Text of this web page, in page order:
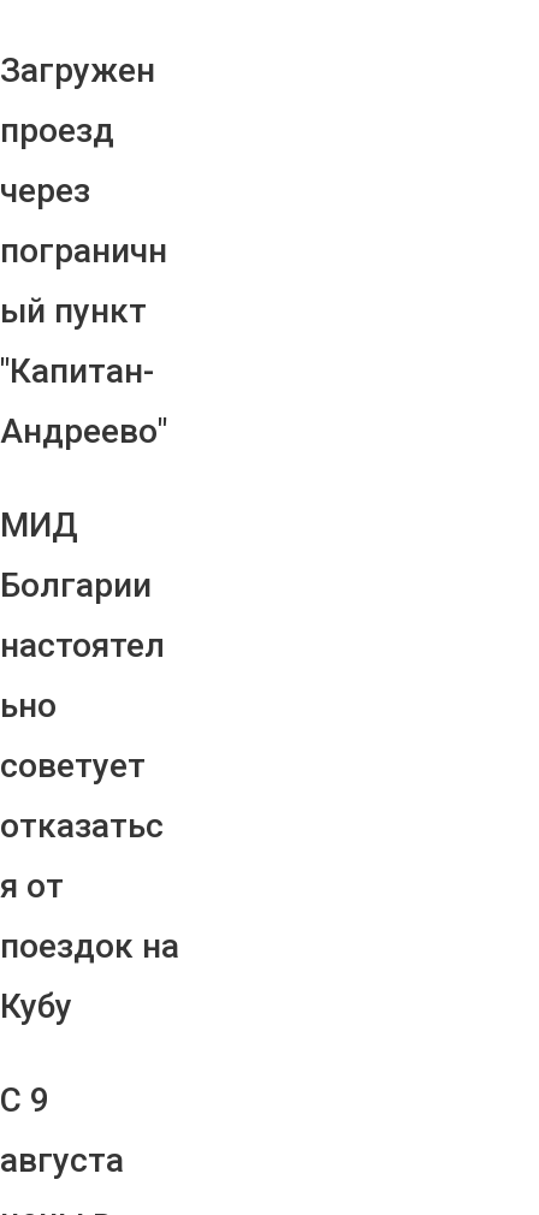
Загружен
проезд
через
пограничн
ый пункт
"Капитан-
Андреево"
МИД
Болгарии
настоятел
ьно
советует
отказатьс
я от
поездок на
Кубу
С 9
августа